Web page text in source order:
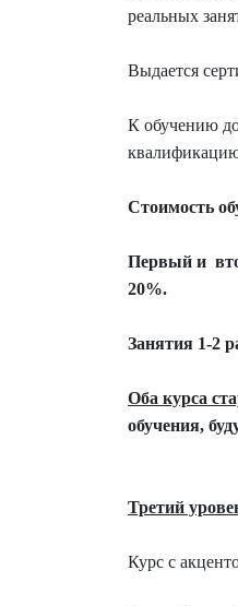
реальных
Выдается
К обучению
Стоимость
Первый и
20%.
Занятия 1-2
Оба курса
обучения,
Третий
Курс с